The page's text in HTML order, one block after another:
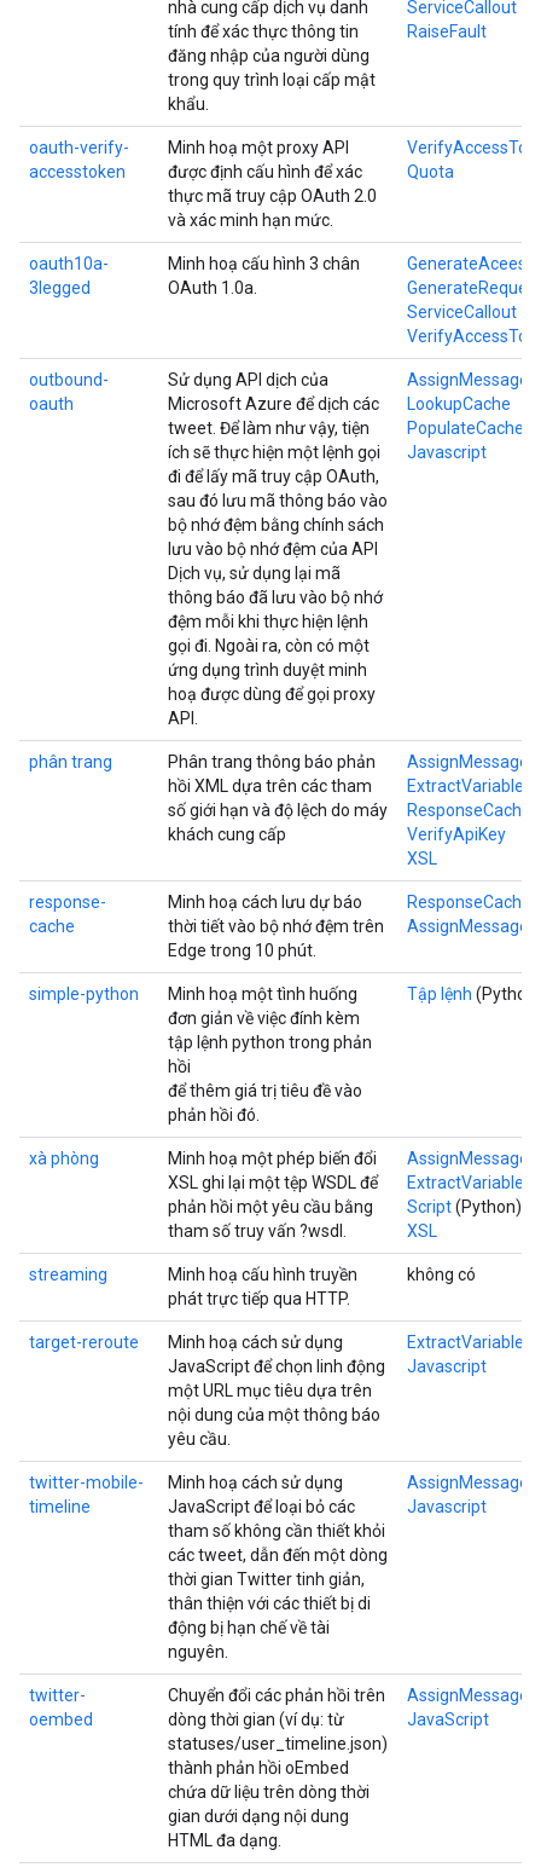
nhà cung cấp dịch vụ danh
tính để xác thực thông tin
đăng nhập của người dùng
trong quy trình loại cấp mật
khẩu.
ServiceCallout
RaiseFault
oauth-verify-
accesstoken
Minh hoạ một proxy API
được định cấu hình để xác
thực mã truy cập OAuth 2.0
và xác minh hạn mức.
Quota
oauth10a-
3legged
Minh hoạ cấu hình 3 chân
OAuth 1.0a.
ServiceCallout
outbound-
oauth
Sử dụng API dịch của
Microsoft Azure để dịch các
tweet. Để làm như vậy, tiện
ích sẽ thực hiện một lệnh gọi
đi để lấy mã truy cập OAuth,
sau đó lưu mã thông báo vào
bộ nhớ đệm bằng chính sách
lưu vào bộ nhớ đệm của API
Dịch vụ, sử dụng lại mã
thông báo đã lưu vào bộ nhớ
đệm mỗi khi thực hiện lệnh
gọi đi. Ngoài ra, còn có một
ứng dụng trình duyệt minh
hoạ được dùng để gọi proxy
API.
AssignMessage
LookupCache
PopulateCache
Javascript
phân trang
Phân trang thông báo phản
hồi XML dựa trên các tham
số giới hạn và độ lệch do máy
khách cung cấp
AssignMessage
ExtractVariables
ResponseCache
VerifyApiKey
XSL
response-
cache
Minh hoạ cách lưu dự báo
thời tiết vào bộ nhớ đệm trên
Edge trong 10 phút.
ResponseCache
AssignMessage
simple-python
Minh hoạ một tình huống
đơn giản về việc đính kèm
tập lệnh python trong phản
hồi
để thêm giá trị tiêu đề vào
phản hồi đó.
Tập lệnh (Python)
xà phòng
Minh hoạ một phép biến đổi
XSL ghi lại một tệp WSDL để
phản hồi một yêu cầu bằng
tham số truy vấn ?wsdl.
AssignMessage
ExtractVariables
Script(Python)
XSL
streaming
Minh hoạ cấu hình truyền
phát trực tiếp qua HTTP.
không có
target-reroute
Minh hoạ cách sử dụng
JavaScript để chọn linh động
một URL mục tiêu dựa trên
nội dung của một thông báo
yêu cầu.
ExtractVariables
Javascript
twitter-mobile-
timeline
Minh hoạ cách sử dụng
JavaScript để loại bỏ các
tham số không cần thiết khỏi
các tweet, dẫn đến một dòng
thời gian Twitter tinh giản,
thân thiện với các thiết bị di
động bị hạn chế về tài
nguyên.
AssignMessage
Javascript
twitter-
oembed
Chuyển đổi các phản hồi trên
dòng thời gian (ví dụ: từ
statuses/user_timeline.json)
thành phản hồi oEmbed
chứa dữ liệu trên dòng thời
gian dưới dạng nội dung
HTML đa dạng.
AssignMessage
JavaScript